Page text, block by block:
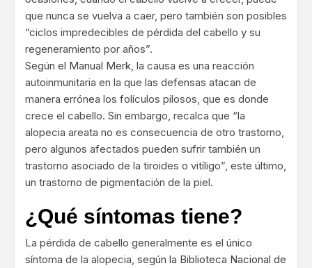
que nunca se vuelva a caer, pero también son posibles
“ciclos impredecibles de pérdida del cabello y su
regeneramiento por años”.
Según el Manual Merk , la causa es una reacción
autoinmunitaria en la que las defensas atacan de
manera errónea los folículos pilosos, que es donde
crece el cabello. Sin embargo, recalca que “la
alopecia areata no es consecuencia de otro trastorno,
pero algunos afectados pueden sufrir también un
trastorno asociado de la tiroides o vitíligo”, este último,
un trastorno de pigmentación de la piel.
¿Qué síntomas tiene?
La pérdida de cabello generalmente es el único
síntoma de la alopecia, según la Biblioteca Nacional de